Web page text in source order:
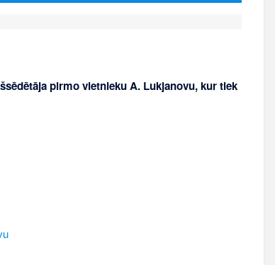
pirmo vietnieku A. Lukjanovu, kur tiek